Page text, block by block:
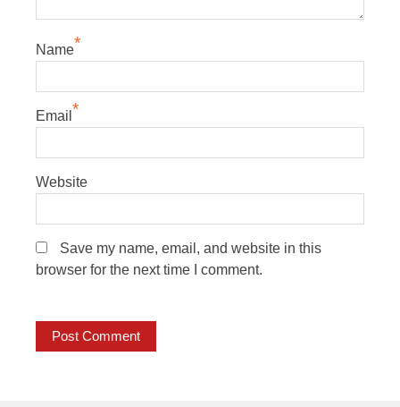
Name*
Email *
Website
Save my name, email, and website in this
browser for the next time I comment.